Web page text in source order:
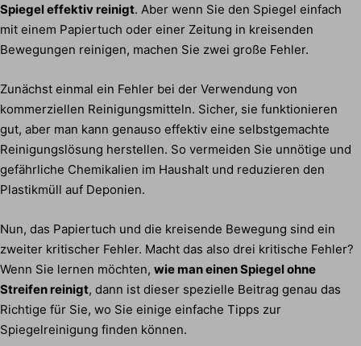
Spiegel effektiv reinigt. Aber wenn Sie den Spiegel einfach
mit einem Papiertuch oder einer Zeitung in kreisenden
Bewegungen reinigen, machen Sie zwei große Fehler.
Zunächst einmal ein Fehler bei der Verwendung von
kommerziellen Reinigungsmitteln. Sicher, sie funktionieren
gut, aber man kann genauso effektiv eine selbstgemachte
Reinigungslösung herstellen. So vermeiden Sie unnötige und
gefährliche Chemikalien im Haushalt und reduzieren den
Plastikmüll auf Deponien.
Nun, das Papiertuch und die kreisende Bewegung sind ein
zweiter kritischer Fehler. Macht das also drei kritische Fehler?
Wenn Sie lernen möchten, wie man einen Spiegel ohne
Streifen reinigt, dann ist dieser spezielle Beitrag genau das
Richtige für Sie, wo Sie einige einfache Tipps zur
Spiegelreinigung finden können.